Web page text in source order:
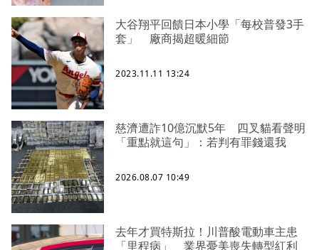
大谷翔平回饋日本小學「每校普發3手
套」 廠商揭超暖細節
2023.11.11 13:24
慈濟遭詐10億沉默5年 四叉貓看聲明
「重點就這句」：若判有罪錢還我
2026.08.07 10:49
去年才買特斯拉！川普酸電動車主患
「里程病」 業界憂美喪失轉型紅利